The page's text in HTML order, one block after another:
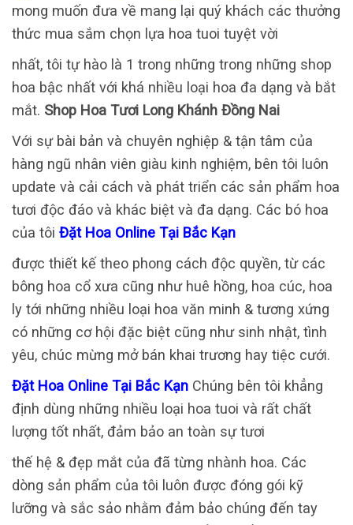
mong muốn đưa về mang lại quý khách các thưởng
thức mua sắm chọn lựa hoa tuoi tuyệt vời
nhất, tôi tự hào là 1 trong những trong những shop
hoa bậc nhất với khá nhiều loại hoa đa dạng và bắt
mắt. Shop Hoa Tươi Long Khánh Đồng Nai
Với sự bài bản và chuyên nghiệp & tận tâm của
hàng ngũ nhân viên giàu kinh nghiệm, bên tôi luôn
update và cải cách và phát triển các sản phẩm hoa
tươi độc đáo và khác biệt và đa dạng. Các bó hoa
của tôi Đặt Hoa Online Tại Bắc Kạn
được thiết kế theo phong cách độc quyền, từ các
bông hoa cổ xưa cũng như huê hồng, hoa cúc, hoa
ly tới những nhiều loại hoa văn minh & tương xứng
có những cơ hội đặc biệt cũng như sinh nhật, tình
yêu, chúc mừng mở bán khai trương hay tiệc cưới.
Đặt Hoa Online Tại Bắc Kạn Chúng bên tôi khẳng
định dùng những nhiều loại hoa tuoi và rất chất
lượng tốt nhất, đảm bảo an toàn sự tươi
thế hệ & đẹp mắt của đã từng nhành hoa. Các
dòng sản phẩm của tôi luôn được đóng gói kỹ
lưỡng và sắc sảo nhằm đảm bảo chúng đến tay